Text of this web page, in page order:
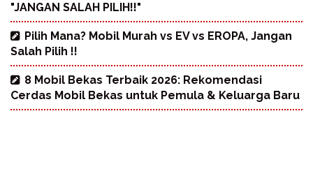
"JANGAN SALAH PILIH!!"
Pilih Mana? Mobil Murah vs EV vs EROPA, Jangan
Salah Pilih !!
8 Mobil Bekas Terbaik 2026: Rekomendasi
Cerdas Mobil Bekas untuk Pemula & Keluarga Baru